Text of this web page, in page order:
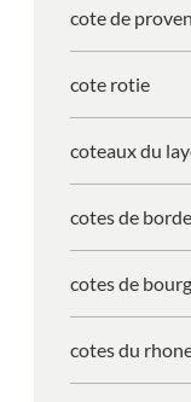
cote de
cote rotie
coteaux du
cotes de
cotes de bourg
cotes du